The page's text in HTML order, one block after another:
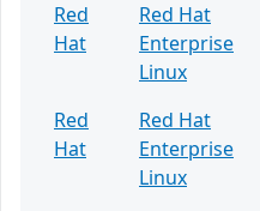
Red
Hat
Red Hat
Enterprise
Linux
Red
Hat
Red Hat
Enterprise
Linux